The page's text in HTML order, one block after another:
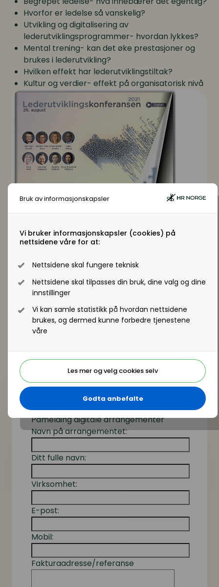
Bruk av informasjonskapsler
Vi bruker informasjonskapsler (cookies) på
nettsidene våre for at:
Nettsidene skal fungere teknisk
Nettsidene skal tilpasses din bruk, dine valg og dine
innstillinger
Vi kan samle statistikk på hvordan nettsidene
brukes, og dermed kunne forbedre tjenestene
våre
Les mer og velg cookies selv
Godta anbefalte
Hvorfor er ledelse så vanskelig?
Utvikling og digitalisering av
lederutviklingsprogrammer- hvordan lykkes?
Mental trening- kan det øke prestasjoner og
brukes i lederutvikling?
Hvilken effekt har lederutviklingstiltak?
Kultur og verdier- effekt på organisatorisk nivå
Konferansen ble avholdt digitalt 26. august, med
Pris:
For medlemmer: kr. 3750,-
Er du ikke medlem?Les mer om alle
medlemsfordelene her
Personlig tilgang:
Etter at vi har fått registrert din påmelding, vil du
få en e-post med informasjon om hvordan du
logger inn.
du mottar tilgangen.
Vi ønsker deg velkommen som deltaker til
Lederutviklingskonferansen 2021 - Digitalt!
Påmelding digitale arrangementer
Navn på arrangementet:
Ditt fulle navn:
Virksomhet:
E-post:
Mobil:
Fakturaadresse/referanse